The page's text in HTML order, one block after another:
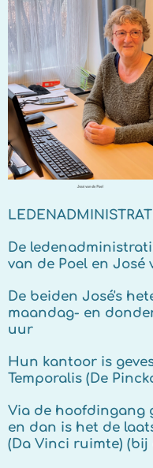
De
van de Poel en José
De beiden José's
maandag- en
uur
Hun kantoor is
Temporalis (De
Via de hoofdingang
en dan is het de
(Da Vinci ruimte)